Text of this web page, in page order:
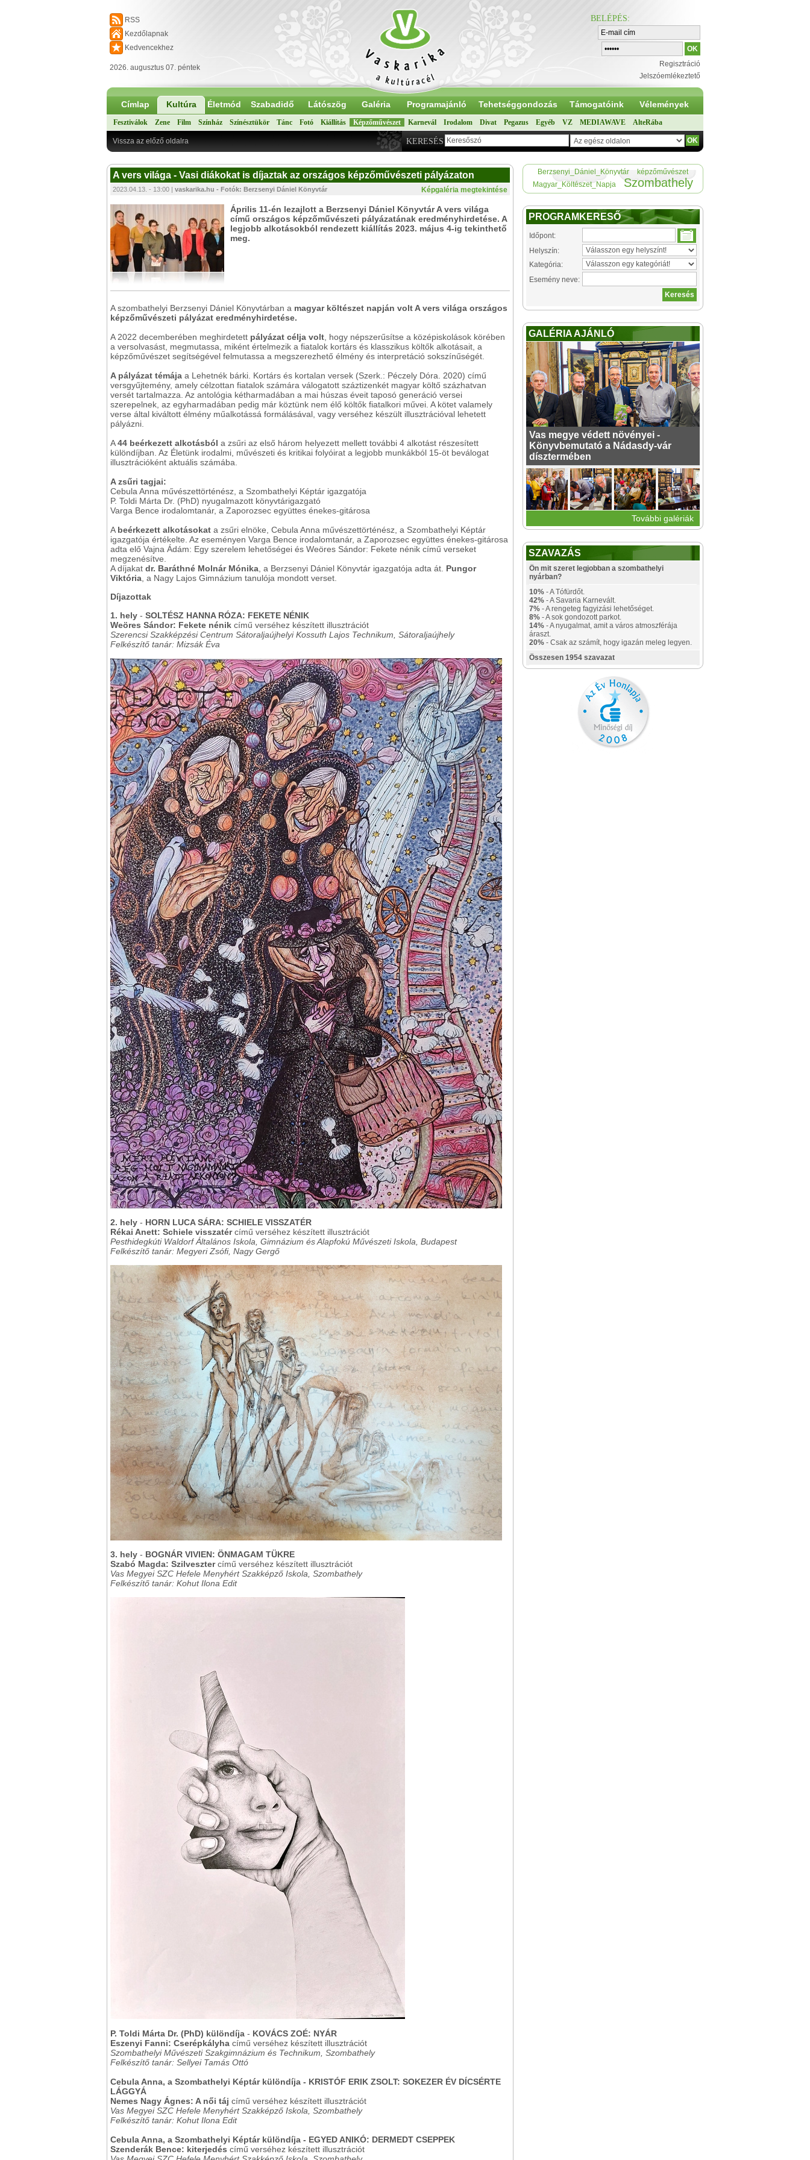
RSS
Kezdőlapnak
Kedvencekhez
2026. augusztus 07. péntek
BELÉPÉS:
Regisztráció
Jelszóemlékeztető
Címlap Kultúra Életmód Szabadidő Látószög Galéria Programajánló Tehetséggondozás Támogatóink Vélemények
Fesztiválok Zene Film Színház Színésztükör Tánc Fotó Kiállítás Képzőművészet Karnevál Irodalom Divat Pegazus Egyéb VZ MEDIAWAVE AlteRába
KERESÉS
Vissza az előző oldalra
A vers világa - Vasi diákokat is díjaztak az országos képzőművészeti pályázaton
Képgaléria megtekintése
2023.04.13. - 13:00 | vaskarika.hu - Fotók: Berzsenyi Dániel Könyvtár
Április 11-én lezajlott a Berzsenyi Dániel Könyvtár A vers világa
című országos képzőművészeti pályázatának eredményhirdetése. A
legjobb alkotásokból rendezett kiállítás 2023. május 4-ig tekinthető
meg.
A szombathelyi Berzsenyi Dániel Könyvtárban a magyar költészet napján volt A vers világa országos
képzőművészeti pályázat eredményhirdetése.
A 2022 decemberében meghirdetett pályázat célja volt , hogy népszerűsítse a középiskolások körében
a versolvasást, megmutassa, miként értelmezik a fiatalok kortárs és klasszikus költők alkotásait, a
képzőművészet segítségével felmutassa a megszerezhető élmény és interpretáció sokszínűségét.
A pályázat témája a Lehetnék bárki. Kortárs és kortalan versek (Szerk.: Péczely Dóra. 2020) című
versgyűjtemény, amely célzottan fiatalok számára válogatott száztizenkét magyar költő százhatvan
versét tartalmazza. Az antológia kétharmadában a mai húszas éveit taposó generáció versei
szerepelnek, az egyharmadában pedig már köztünk nem élő költők fiatalkori művei. A kötet valamely
verse által kiváltott élmény műalkotássá formálásával, vagy verséhez készült illusztrációval lehetett
pályázni.
A44 beérkezett alkotásból a zsűri az első három helyezett mellett további 4 alkotást részesített
különdíjban. Az Életünk irodalmi, művészeti és kritikai folyóirat a legjobb munkákból 15-öt beválogat
illusztrációként aktuális számába.
A zsűri tagjai:
Cebula Anna művészettörténész, a Szombathelyi Képtár igazgatója
P. Toldi Márta Dr. (PhD) nyugalmazott könyvtárigazgató
Varga Bence irodalomtanár, a Zaporozsec együttes énekes-gitárosa
A beérkezett alkotásokat a zsűri elnöke, Cebula Anna művészettörténész, a Szombathelyi Képtár
igazgatója értékelte. Az eseményen Varga Bence irodalomtanár, a Zaporozsec együttes énekes-gitárosa
adta elő Vajna Ádám: Egy szerelem lehetőségei és Weöres Sándor: Fekete nénik című verseket
megzenésítve.
A díjakat dr. Baráthné Molnár Mónika , a Berzsenyi Dániel Könyvtár igazgatója adta át. Pungor
Viktória , a Nagy Lajos Gimnázium tanulója mondott verset.
Díjazottak
1. hely - SOLTÉSZ HANNA RÓZA: FEKETE NÉNIK
Weöres Sándor: Fekete nénik című verséhez készített illusztrációt
Szerencsi Szakképzési Centrum Sátoraljaújhelyi Kossuth Lajos Technikum, Sátoraljaújhely
Felkészítő tanár: Mizsák Éva
2. hely - HORN LUCA SÁRA: SCHIELE VISSZATÉR
Rékai Anett: Schiele visszatércímű verséhez készített illusztrációt
Pesthidegkúti Waldorf Általános Iskola, Gimnázium és Alapfokú Művészeti Iskola, Budapest
Felkészítő tanár: Megyeri Zsófi, Nagy Gergő
3. hely - BOGNÁR VIVIEN: ÖNMAGAM TÜKRE
Szabó Magda: Szilvesztercímű verséhez készített illusztrációt
Vas Megyei SZC Hefele Menyhért Szakképző Iskola, Szombathely
Felkészítő tanár: Kohut Ilona Edit
P. Toldi Márta Dr. (PhD) különdíja - KOVÁCS ZOÉ: NYÁR
Eszenyi Fanni: Cserépkályha című verséhez készített illusztrációt
Szombathelyi Művészeti Szakgimnázium és Technikum, Szombathely
Felkészítő tanár: Sellyei Tamás Ottó
Cebula Anna, a Szombathelyi Képtár különdíja - KRISTÓF ERIK ZSOLT: SOKEZER ÉV DÍCSÉRTE
LÁGGYÁ
Nemes Nagy Ágnes: A női táj című verséhez készített illusztrációt
Vas Megyei SZC Hefele Menyhért Szakképző Iskola, Szombathely
Felkészítő tanár: Kohut Ilona Edit
Cebula Anna, a Szombathelyi Képtár különdíja - EGYED ANIKÓ: DERMEDT CSEPPEK
Szenderák Bence: kiterjedés című verséhez készített illusztrációt
Berzsenyi_Dániel_Könyvtár
képzőművészet
Magyar_Költészet_Napja
Szombathely
PROGRAMKERESŐ
Időpont:
Helyszín:
Kategória:
Esemény neve:
GALÉRIA AJÁNLÓ
Vas megye védett növényei -
Könyvbemutató a Nádasdy-vár
dísztermében
További galériák
SZAVAZÁS
Ön mit szeret legjobban a szombathelyi
nyárban?
10% - A Tófürdőt.
42% - A Savaria Karnevált.
7% - A rengeteg fagyizási lehetőséget.
8% - A sok gondozott parkot.
14% - A nyugalmat, amit a város atmoszférája
áraszt.
20% - Csak az számít, hogy igazán meleg legyen.
Összesen 1954 szavazat